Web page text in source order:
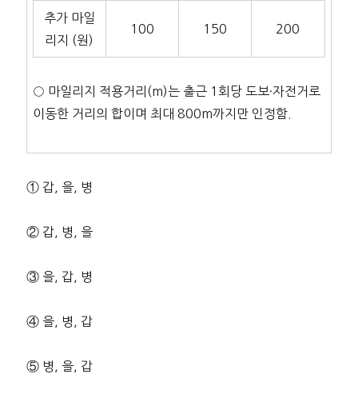
추가 마일
리지 (원)
100 150 200
○ 마일리지 적용거리(m)는 출근 1회당 도보·자전거로
이동한 거리의 합이며 최대 800m까지만 인정함.
① 갑, 을, 병
② 갑, 병, 을
③ 을, 갑, 병
④ 을, 병, 갑
⑤ 병, 을, 갑